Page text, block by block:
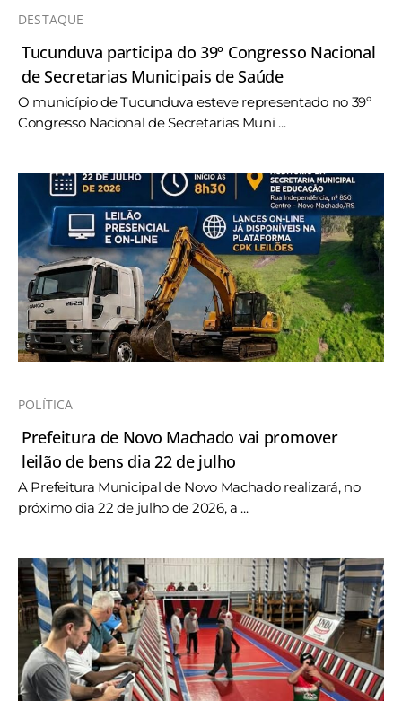
DESTAQUE
Tucunduva participa do 39º Congresso Nacional
de Secretarias Municipais de Saúde
O município de Tucunduva esteve representado no 39º
Congresso Nacional de Secretarias Muni ...
POLÍTICA
Prefeitura de Novo Machado vai promover
leilão de bens dia 22 de julho
A Prefeitura Municipal de Novo Machado realizará, no
próximo dia 22 de julho de 2026, a ...